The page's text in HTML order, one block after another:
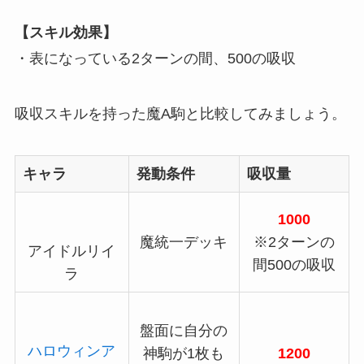
【スキル効果】
・表になっている2ターンの間、500の吸収
吸収スキルを持った魔A駒と比較してみましょう。
キャラ 発動条件 吸収量
アイドルリイ
ラ
魔統一デッキ
1000
※2ターンの
間500の吸収
ハロウィンア
盤面に自分の
神駒が1枚も
1200